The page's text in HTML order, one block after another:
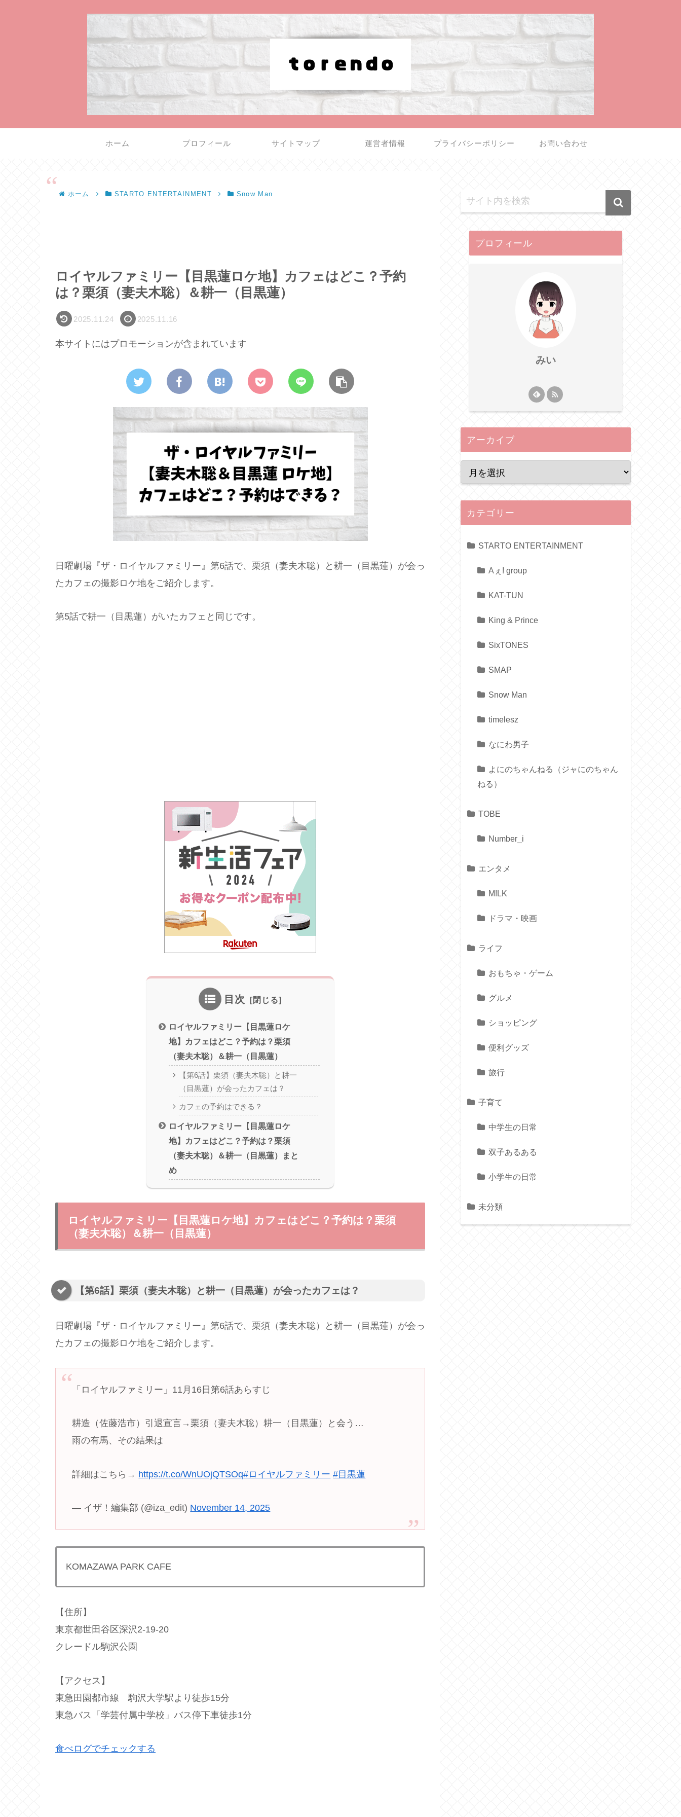
ホーム プロフィール サイトマップ 運営者情報 プライバシーポリシー お問い合わせ
ホーム STARTO ENTERTAINMENT Snow Man
ロイヤルファミリー【目黒蓮ロケ地】カフェはどこ？予約
は？栗須（妻夫木聡）＆耕一（目黒蓮）
2025.11.24 2025.11.16
本サイトにはプロモーションが含まれています
日曜劇場『ザ・ロイヤルファミリー』第6話で、栗須（妻夫木聡）と耕一（目黒蓮）が会っ
たカフェの撮影ロケ地をご紹介します。
第5話で耕一（目黒蓮）がいたカフェと同じです。
目次
ロイヤルファミリー【目黒蓮ロケ
地】カフェはどこ？予約は？栗須
（妻夫木聡）＆耕一（目黒蓮）
【第6話】栗須（妻夫木聡）と耕一
（目黒蓮）が会ったカフェは？
カフェの予約はできる？
ロイヤルファミリー【目黒蓮ロケ
地】カフェはどこ？予約は？栗須
（妻夫木聡）＆耕一（目黒蓮）まと
め
ロイヤルファミリー【目黒蓮ロケ地】カフェはどこ？予約は？栗須
（妻夫木聡）＆耕一（目黒蓮）
【第6話】栗須（妻夫木聡）と耕一（目黒蓮）が会ったカフェは？
日曜劇場『ザ・ロイヤルファミリー』第6話で、栗須（妻夫木聡）と耕一（目黒蓮）が会っ
たカフェの撮影ロケ地をご紹介します。
「ロイヤルファミリー」11月16日第6話あらすじ
耕造（佐藤浩市）引退宣言→栗須（妻夫木聡）耕一（目黒蓮）と会う…
雨の有馬、その結果は
詳細はこちら→ https://t.co/WnUOjQTSOq#ロイヤルファミリー #目黒蓮
— イザ！編集部 (@iza_edit) November 14, 2025
KOMAZAWA PARK CAFE
【住所】
東京都世田谷区深沢2-19-20
クレードル駒沢公園
【アクセス】
東急田園都市線 駒沢大学駅より徒歩15分
東急バス「学芸付属中学校」バス停下車徒歩1分
食べログでチェックする
プロフィール
みい
アーカイブ
カテゴリー
STARTO ENTERTAINMENT
Aぇ! group
KAT-TUN
King & Prince
SixTONES
SMAP
Snow Man
timelesz
なにわ男子
よにのちゃんねる（ジャにのちゃん
ねる）
TOBE
Number_i
エンタメ
M!LK
ドラマ・映画
ライフ
おもちゃ・ゲーム
グルメ
ショッピング
便利グッズ
旅行
子育て
中学生の日常
双子あるある
小学生の日常
未分類